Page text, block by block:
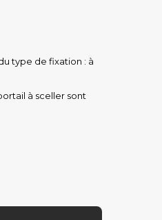
type de fixation : à
à sceller sont